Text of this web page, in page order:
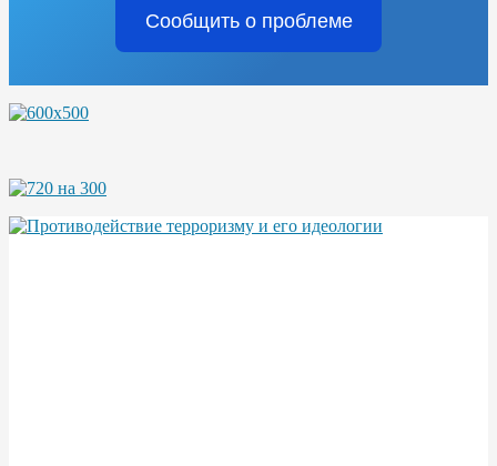
Сообщить о проблеме